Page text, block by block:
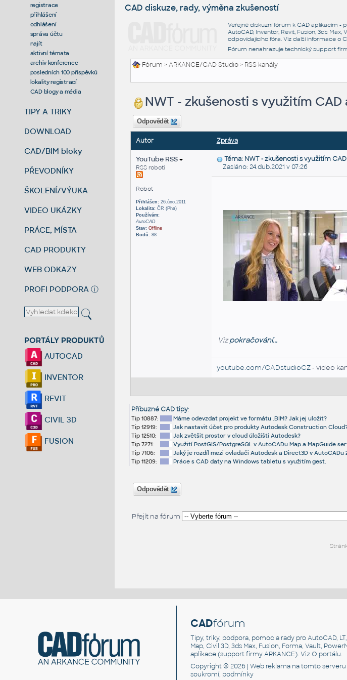
registrace
přihlášení
odhlášení
správa účtu
najít
aktivní témata
archiv konference
posledních 100 příspěvků
lokality registrací
CAD blogy a média
TIPY A TRIKY
DOWNLOAD
CAD/BIM bloky
PŘEVODNÍKY
ŠKOLENÍ/VÝUKA
VIDEO UKÁZKY
PRÁCE, MÍSTA
CAD PRODUKTY
WEB ODKAZY
PROFI PODPORA ⓘ
PORTÁLY PRODUKTŮ
AUTOCAD
INVENTOR
REVIT
CIVIL 3D
FUSION
CAD diskuze, rady, výměna zkušeností
Veřejné diskuzní fórum k CAD aplikacím -
AutoCAD, Inventor, Revit, Fusion, 3ds
odpovídajícího fóra. Viz další informace o
Fórum nenahrazuje technický support
Fórum >ARKANCE/CAD Studio> RSS kanály
NWT - zkušenosti s využitím
Odpovědět
Autor Zpráva
YouTube RSS
RSS roboti
Robot
Přihlášen:26.úno.2011
Lokalita:ČR (Pha)
Používám:
AutoCAD
Stav: Offline
Bodů:88
Téma: NWT - zkušenosti s využitím
Zasláno: 24.dub.2021 v 07:26
Vizpokračování...
youtube.com/CADstudioCZ- video
Příbuzné CAD tipy:
Tip 10887:
Máme odevzdat projekt ve formátu .BIM? Jak jej uložit?
Tip 12919:
Jak nastavit účet pro produkty Autodesk Construction
Tip 12510:
Jak zvětšit prostor v cloud úložišti Autodesk?
Tip 7271:
Využití PostGIS/PostgreSQL v AutoCADu Map a MapGuide
Tip 7106:
Jaký je rozdíl mezi ovladači Autodesk a Direct3D v AutoCADu
Tip 11209:
Práce s CAD daty na Windows tabletu s využitím gest.
Odpovědět
Přejít na fórum
CADfórum
Tipy, triky, podpora, pomoc a rady pro AutoCAD,
Map, Civil 3D, 3ds Max, Fusion, Forma, Vault,
aplikace (support firmy ARKANCE). VizO portálu.
Copyright © 2026 |Web reklama na tomto
soukromí, podmínky